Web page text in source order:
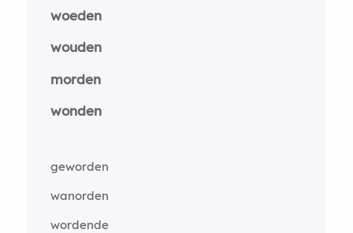
woeden
wouden
morden
wonden
geworden
wanorden
wordende